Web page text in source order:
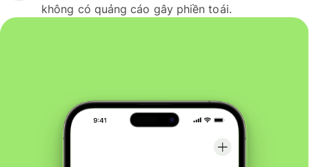
không có quảng cáo gây phiền toái.